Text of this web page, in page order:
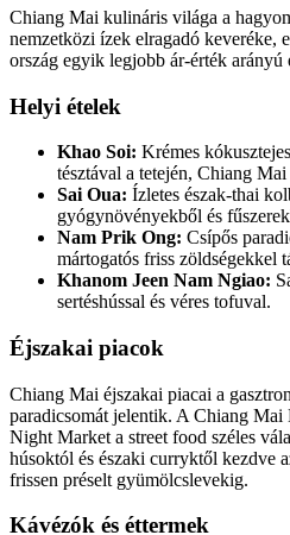
Chiang Mai kulináris világa a
nemzetközi ízek elragadó keveréke,
ország egyik legjobb ár-érték arányú
Helyi ételek
Khao Soi: Krémes
tésztával a tetején, Chiang Mai
Sai Oua: Ízletes észak-thai
gyógynövényekből és
Nam Prik Ong: Csípős
mártogatós friss zöldségekkel
Khanom Jeen Nam Ngiao:
sertéshússal és véres tofuval.
Éjszakai piacok
Chiang Mai éjszakai piacai a
paradicsomát jelentik. A Chiang Mai
Night Market a street food széles
húsoktól és északi curryktől kezdve
frissen préselt gyümölcslevekig.
Kávézók és éttermek